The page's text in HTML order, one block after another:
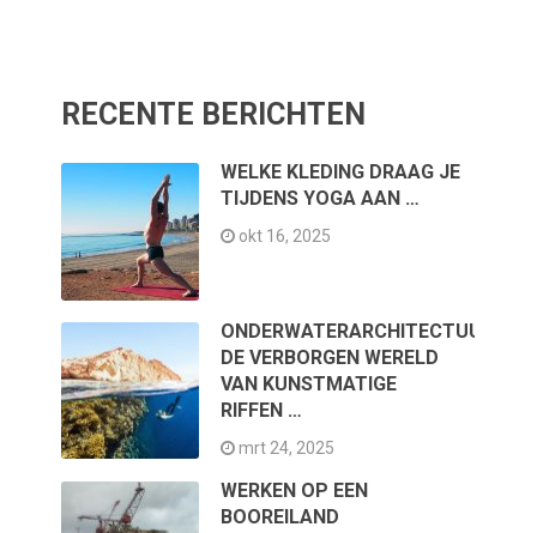
RECENTE BERICHTEN
WELKE KLEDING DRAAG JE
TIJDENS YOGA AAN …
okt 16, 2025
ONDERWATERARCHITECTUUR:
DE VERBORGEN WERELD
VAN KUNSTMATIGE
RIFFEN …
mrt 24, 2025
WERKEN OP EEN
BOOREILAND